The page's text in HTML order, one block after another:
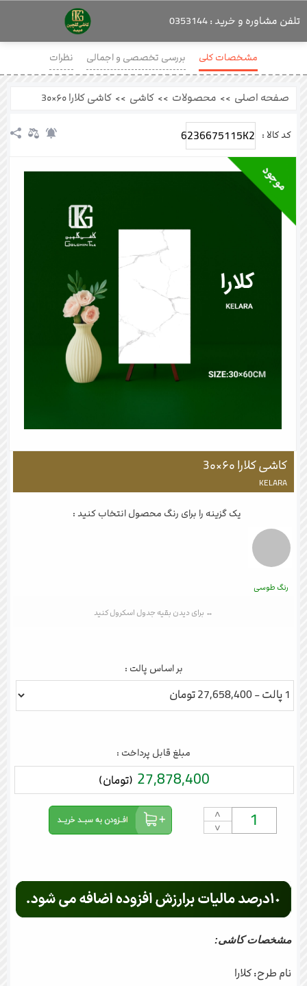
مشخصات کلی بررسی تخصصی و اجمالی نظرات
صفحه اصلی >> محصولات >> کاشی >> کاشی کلارا ۶۰×3۰
کد کالا : 6236675115K2
کاشی کلارا ۶۰×3۰
KELARA
یک گزینه را برای رنگ محصول انتخاب کنید :
رنگ طوسی
بر اساس پالت :
مبلغ قابل پرداخت :
27,878,400 (تومان)
˄
˅
مشخصات کاشی:
نام طرح: کلارا
تلفن مشاوره و خرید : 0353144